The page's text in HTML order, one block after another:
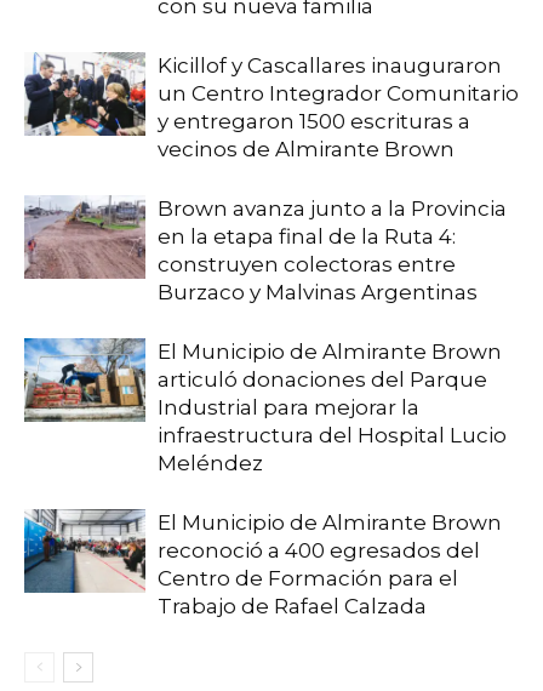
con su nueva familia
Kicillof y Cascallares inauguraron
un Centro Integrador Comunitario
y entregaron 1500 escrituras a
vecinos de Almirante Brown
Brown avanza junto a la Provincia
en la etapa final de la Ruta 4:
construyen colectoras entre
Burzaco y Malvinas Argentinas
El Municipio de Almirante Brown
articuló donaciones del Parque
Industrial para mejorar la
infraestructura del Hospital Lucio
Meléndez
El Municipio de Almirante Brown
reconoció a 400 egresados del
Centro de Formación para el
Trabajo de Rafael Calzada